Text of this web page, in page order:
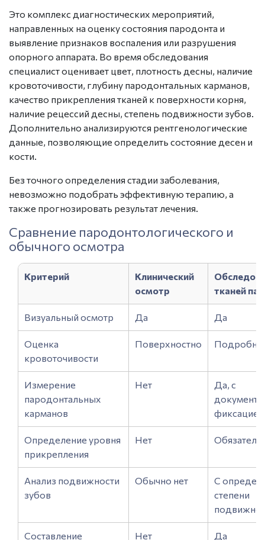
Это комплекс диагностических мероприятий,
направленных на оценку состояния пародонта и
выявление признаков воспаления или разрушения
опорного аппарата. Во время обследования
специалист оценивает цвет, плотность десны, наличие
кровоточивости, глубину пародонтальных карманов,
качество прикрепления тканей к поверхности корня,
наличие рецессий десны, степень подвижности зубов.
Дополнительно анализируются рентгенологические
данные, позволяющие определить состояние десен и
кости.
Без точного определения стадии заболевания,
невозможно подобрать эффективную терапию, а
также прогнозировать результат лечения.
Сравнение пародонтологического и
обычного осмотра
Критерий
Клинический
осмотр
тканей
Визуальный осмотр Да Да
Оценка
кровоточивости
Поверхностно Подробно
Измерение
пародонтальных
карманов
Нет
Да, с
Определение уровня
прикрепления
Нет
Анализ подвижности
зубов
Обычно нет
С
степени
Составление
Нет Да